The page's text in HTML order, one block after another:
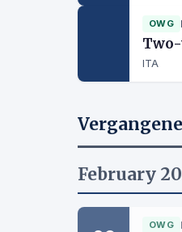
OWG
ITA
February
OWG